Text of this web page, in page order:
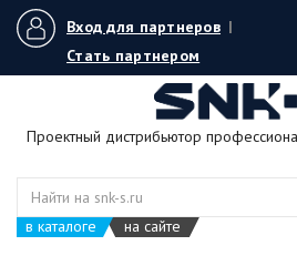
Вход для партнеров |
Стать партнером
Проектный дистрибьютор
в каталоге на сайте